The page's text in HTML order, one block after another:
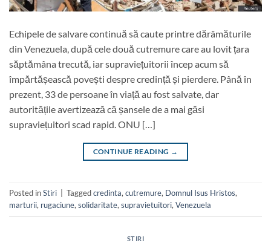
Echipele de salvare continuă să caute printre dărâmăturile
din Venezuela, după cele două cutremure care au lovit țara
săptămâna trecută, iar supraviețuitorii încep acum să
împărtășească povești despre credință și pierdere. Până în
prezent, 33 de persoane în viață au fost salvate, dar
autoritățile avertizează că șansele de a mai găsi
supraviețuitori scad rapid. ONU […]
CONTINUE READING →
Posted inStiri Taggedcredinta, cutremure, Domnul Isus Hristos,
marturii, rugaciune, solidaritate, supravietuitori, Venezuela
STIRI